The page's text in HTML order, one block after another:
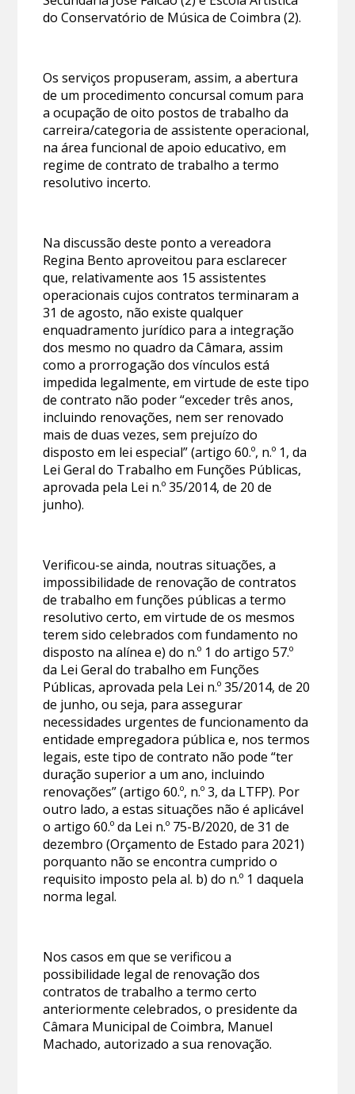
do Conservatório de Música de Coimbra (2).
Os serviços propuseram, assim, a abertura
de um procedimento concursal comum para
a ocupação de oito postos de trabalho da
carreira/categoria de assistente operacional,
na área funcional de apoio educativo, em
regime de contrato de trabalho a termo
resolutivo incerto.
Na discussão deste ponto a vereadora
Regina Bento aproveitou para esclarecer
que, relativamente aos 15 assistentes
operacionais cujos contratos terminaram a
31 de agosto, não existe qualquer
enquadramento jurídico para a integração
dos mesmo no quadro da Câmara, assim
como a prorrogação dos vínculos está
impedida legalmente, em virtude de este tipo
de contrato não poder “exceder três anos,
incluindo renovações, nem ser renovado
mais de duas vezes, sem prejuízo do
disposto em lei especial” (artigo 60.º, n.º 1, da
Lei Geral do Trabalho em Funções Públicas,
aprovada pela Lei n.º 35/2014, de 20 de
junho).
Verificou-se ainda, noutras situações, a
impossibilidade de renovação de contratos
de trabalho em funções públicas a termo
resolutivo certo, em virtude de os mesmos
terem sido celebrados com fundamento no
disposto na alínea e) do n.º 1 do artigo 57.º
da Lei Geral do trabalho em Funções
Públicas, aprovada pela Lei n.º 35/2014, de 20
de junho, ou seja, para assegurar
necessidades urgentes de funcionamento da
entidade empregadora pública e, nos termos
legais, este tipo de contrato não pode “ter
duração superior a um ano, incluindo
renovações” (artigo 60.º, n.º 3, da LTFP). Por
outro lado, a estas situações não é aplicável
o artigo 60.º da Lei n.º 75-B/2020, de 31 de
dezembro (Orçamento de Estado para 2021)
porquanto não se encontra cumprido o
requisito imposto pela al. b) do n.º 1 daquela
norma legal.
Nos casos em que se verificou a
possibilidade legal de renovação dos
contratos de trabalho a termo certo
anteriormente celebrados, o presidente da
Câmara Municipal de Coimbra, Manuel
Machado, autorizado a sua renovação.